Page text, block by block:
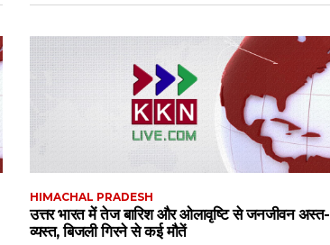
HIMACHAL PRADESH
उत्तर भारत में तेज बारिश और ओलावृष्टि से जनजीवन अस्त-
व्यस्त, बिजली गिरने से कई मौतें